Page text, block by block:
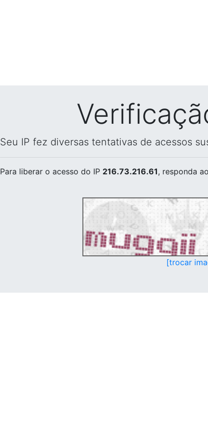
Seu IP fez diversas tentativas de acessos
Para liberar o acesso do IP 216.73.216.61, responda
[trocar